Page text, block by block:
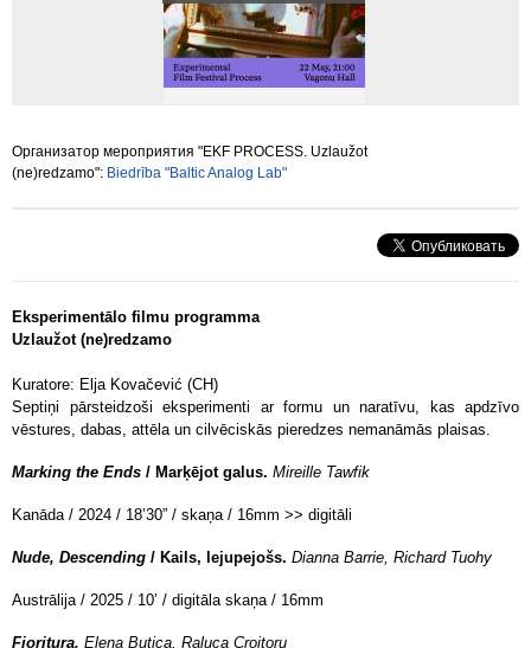
Организатор мероприятия "EKF PROCESS. Uzlaužot
(ne)redzamo": Biedrība "Baltic Analog Lab"
Eksperimentālo filmu programma
Uzlaužot (ne)redzamo
Kuratore: Elja Kovačević (CH)
Septiņi pārsteidzoši eksperimenti ar formu un naratīvu, kas apdzīvo
vēstures, dabas, attēla un cilvēciskās pieredzes nemanāmās plaisas.
Marking the Ends / Marķējot galus. Mireille Tawfik
Kanāda / 2024 / 18’30” / skaņa / 16mm >> digitāli
Nude, Descending / Kails, lejupejošs. Dianna Barrie, Richard Tuohy
Austrālija / 2025 / 10’ / digitāla skaņa / 16mm
Fioritura. Elena Butica, Raluca Croitoru